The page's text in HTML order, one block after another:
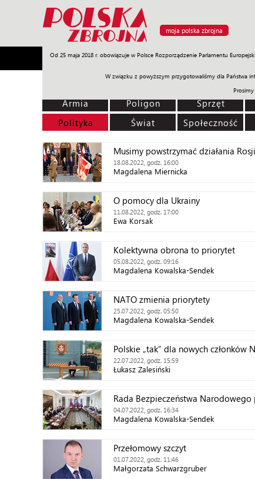
moja polska zbrojna
Od 25 maja 2018 r. obowiązuje w Polsce Rozporządzenie Parlamentu
W związku z powyższym przygotowaliśmy dla Państwa
Armia Poligon Sprzęt Misje Polityka Prawo
Armia Poligon Sprzęt
Polityka
Świat Społeczność
Musimy powstrzymać działania Rosji
18.08.2022, godz. 16:00
Magdalena Miernicka
O pomocy dla Ukrainy
11.08.2022, godz. 17:00
Ewa Korsak
Kolektywna obrona to priorytet
05.08.2022, godz. 09:16
Magdalena Kowalska-Sendek
NATO zmienia priorytety
25.07.2022, godz. 05:50
Magdalena Kowalska-Sendek
Polskie „tak” dla nowych członków
22.07.2022, godz. 15:59
Łukasz Zalesiński
Rada Bezpieczeństwa Narodowego
04.07.2022, godz. 16:34
Magdalena Kowalska-Sendek
Przełomowy szczyt
01.07.2022, godz. 11:46
Małgorzata Schwarzgruber